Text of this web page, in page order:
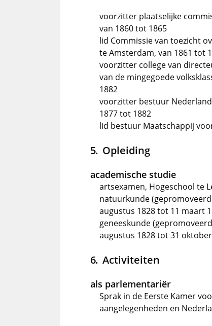
voorzitter plaatselijke
van 1860 tot 1865
lid Commissie van toezicht
te Amsterdam, van 1861 tot
voorzitter college van
van de mingegoede
1882
voorzitter bestuur
1877 tot 1882
lid bestuur Maatschappij
Opleiding
academische studie
artsexamen, Hogeschool te
natuurkunde
augustus 1828 tot 11 maart
geneeskunde
augustus 1828 tot 31
Activiteiten
als parlementariër
Sprak in de Eerste Kamer
aangelegenheden en